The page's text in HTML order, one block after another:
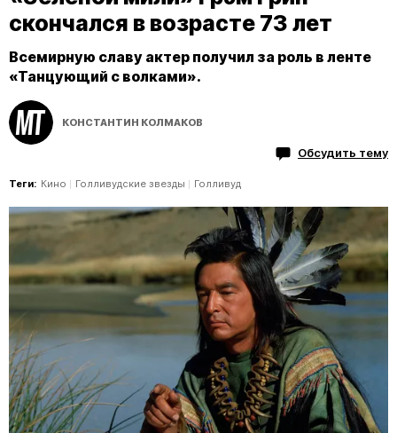
скончался в возрасте 73 лет
Всемирную славу актер получил за роль в ленте
«Танцующий с волками».
КОНСТАНТИН КОЛМАКОВ
Обсудить тему
Теги: Кино Голливудские звезды Голливуд